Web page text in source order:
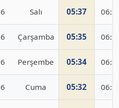
Salı 05:37
Çarşamba 05:35
Perşembe 05:34
Cuma 05:32